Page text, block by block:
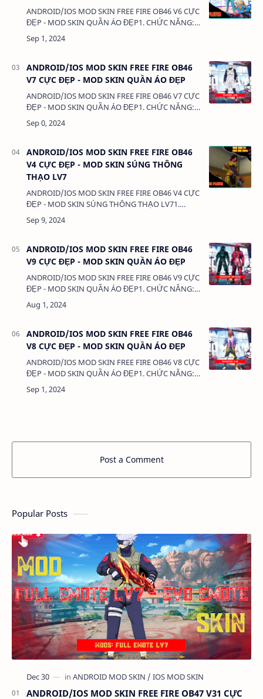
ANDROID/IOS MOD SKIN FREE FIRE OB46 V6 CỰC
ĐẸP - MOD SKIN QUẦN ÁO ĐẸP1. CHỨC NĂNG:-
MOD SKIN QUẦN ÁO - MOD CLOTHES2. TẢI VÀ
CÀI ĐẶT (BẢN FULL KHÔNG LINK RÚT
ANDROID/IOS MOD SKIN FREE FIRE OB46
V7 CỰC ĐẸP - MOD SKIN QUẦN ÁO ĐẸP
ANDROID/IOS MOD SKIN FREE FIRE OB46 V7 CỰC
ĐẸP - MOD SKIN QUẦN ÁO ĐẸP1. CHỨC NĂNG:-
MOD SKIN QUẦN ÁO - MOD CLOTHES2. TẢI VÀ
CÀI ĐẶT (BẢN FULL KHÔNG LINK RÚT
ANDROID/IOS MOD SKIN FREE FIRE OB46
V4 CỰC ĐẸP - MOD SKIN SÚNG THÔNG
THẠO LV7
ANDROID/IOS MOD SKIN FREE FIRE OB46 V4 CỰC
ĐẸP - MOD SKIN SÚNG THÔNG THẠO LV71.
CHỨC NĂNG:- MOD SÚNG THÔNG THẠO LV72.
TẢI VÀ CÀI ĐẶT (BẢN FULL KHÔNG LINK RÚT
ANDROID/IOS MOD SKIN FREE FIRE OB46
V9 CỰC ĐẸP - MOD SKIN QUẦN ÁO ĐẸP
ANDROID/IOS MOD SKIN FREE FIRE OB46 V9 CỰC
ĐẸP - MOD SKIN QUẦN ÁO ĐẸP1. CHỨC NĂNG:-
MOD SKIN QUẦN ÁO - MOD CLOTHES2. TẢI VÀ
CÀI ĐẶT (BẢN FULL KHÔNG LINK RÚT
ANDROID/IOS MOD SKIN FREE FIRE OB46
V8 CỰC ĐẸP - MOD SKIN QUẦN ÁO ĐẸP
ANDROID/IOS MOD SKIN FREE FIRE OB46 V8 CỰC
ĐẸP - MOD SKIN QUẦN ÁO ĐẸP1. CHỨC NĂNG:-
MOD SKIN QUẦN ÁO - MOD CLOTHES2. TẢI VÀ
CÀI ĐẶT (BẢN FULL KHÔNG LINK RÚT
Post a Comment
Popular Posts
ANDROID/IOS MOD SKIN FREE FIRE OB47 V31 CỰC